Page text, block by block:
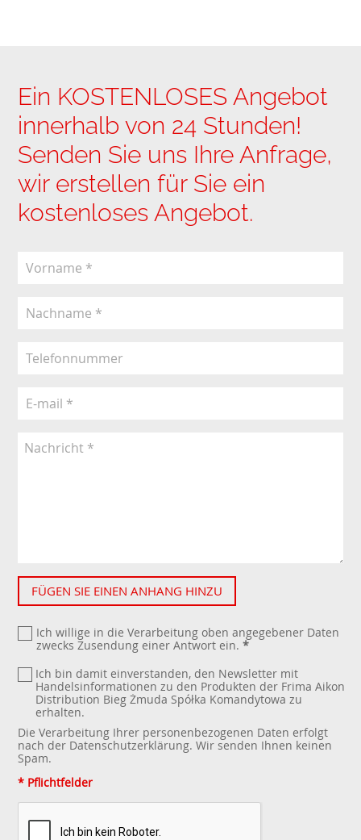
Ein KOSTENLOSES Angebot
innerhalb von 24 Stunden!
Senden Sie uns Ihre Anfrage,
wir erstellen für Sie ein
kostenloses Angebot.
FÜGEN SIE EINEN ANHANG HINZU
Ich willige in die Verarbeitung oben angegebener Daten
zwecks Zusendung einer Antwort ein. *
Ich bin damit einverstanden, den Newsletter mit
Handelsinformationen zu den Produkten der Frima Aikon
Distribution Bieg Żmuda Spółka Komandytowa zu
erhalten.
Die Verarbeitung Ihrer personenbezogenen Daten erfolgt
nach der Datenschutzerklärung. Wir senden Ihnen keinen
Spam.
* Pflichtfelder